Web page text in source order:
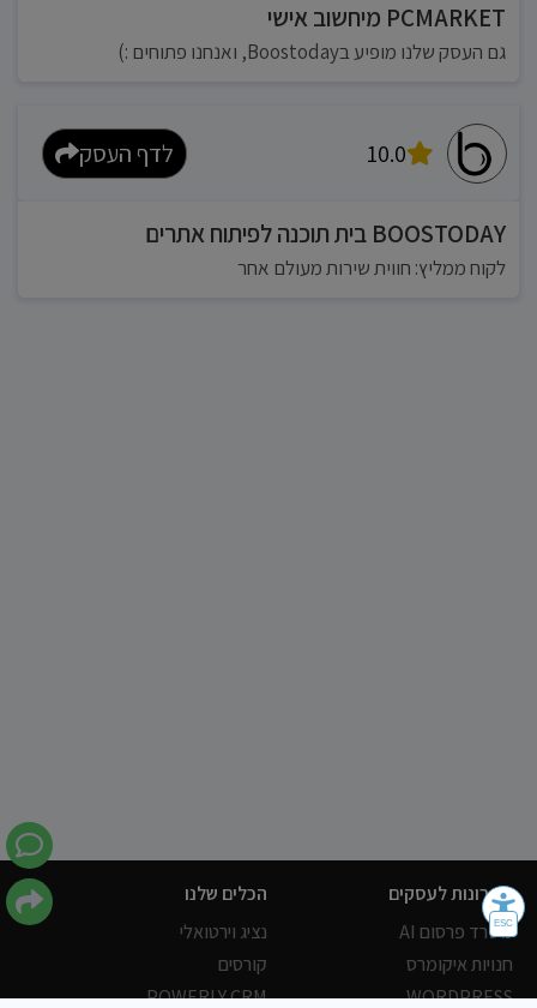
PCMARKET מיחשוב אישי
גם העסק שלנו מופיע בBoostoday, ואנחנו פתוחים :)
10.0 לדף העסק
BOOSTODAY בית תוכנה לפיתוח אתרים
לקוח ממליץ: חווית שירות מעולם אחר
פתרונות לעסקים
משרד פרסום AI
חנויות איקומרס
WORDPRESS
הכלים שלנו
נציג וירטואלי
קורסים
POWERLY CRM